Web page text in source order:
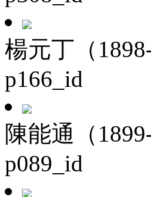
楊元丁（1898-
p166_id
陳能通（1899-
p089_id